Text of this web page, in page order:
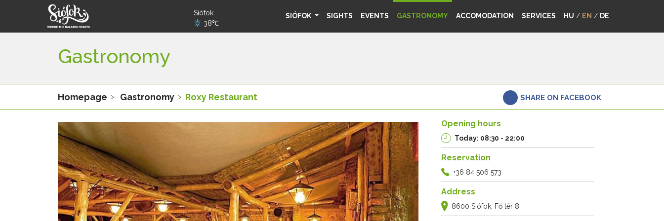
Siófok
38℃
SIÓFOK SIGHTS EVENTS GASTRONOMY ACCOMODATION SERVICES HU / EN / DE
Gastronomy
Homepage Gastronomy Roxy Restaurant SHARE ON FACEBOOK
Opening hours
Today: 08:30 - 22:00
Reservation
+36 84 506 573
Address
8600 Siófok, Fő tér 8.